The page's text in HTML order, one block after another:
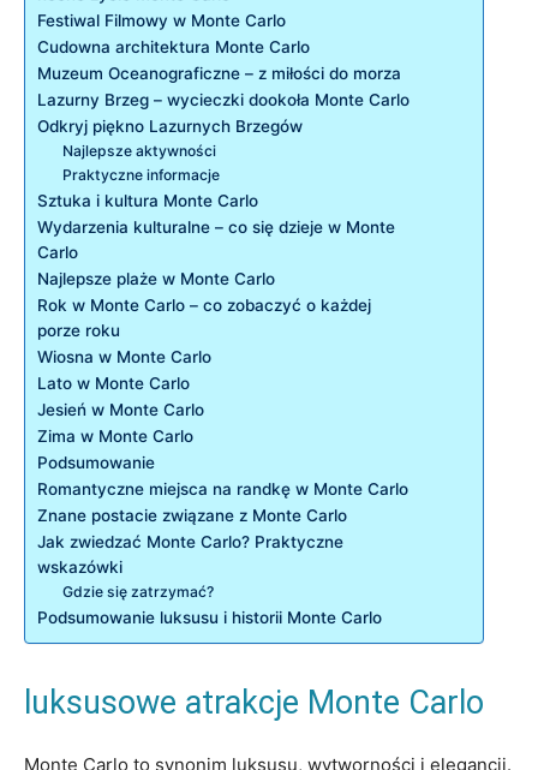
Festiwal Filmowy w Monte Carlo
Cudowna ⁤architektura ⁣Monte Carlo
Muzeum Oceanograficzne – z miłości do morza
Lazurny⁢ Brzeg – ⁤wycieczki ⁣dookoła Monte Carlo
Odkryj piękno Lazurnych Brzegów
Najlepsze aktywności
Praktyczne informacje
Sztuka i kultura Monte Carlo
Wydarzenia kulturalne – co się dzieje w Monte
Carlo
Najlepsze plaże w⁣ Monte⁣ Carlo
Rok w⁣ Monte Carlo – co zobaczyć​ o każdej
⁣porze roku
Wiosna‌ w Monte Carlo
Lato w Monte Carlo
Jesień⁤ w Monte Carlo
Zima w ‍Monte Carlo
Podsumowanie
Romantyczne miejsca na randkę w Monte Carlo
Znane postacie związane z Monte Carlo
Jak zwiedzać Monte Carlo? Praktyczne
wskazówki
Gdzie się zatrzymać?
Podsumowanie luksusu i​ historii Monte Carlo
luksusowe atrakcje Monte Carlo
Monte⁢ Carlo ‌to synonim ⁢luksusu, wytworności i elegancji.⁣